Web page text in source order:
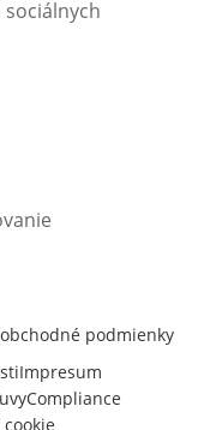
vnovom okne
podmienky
Impresum
Compliance